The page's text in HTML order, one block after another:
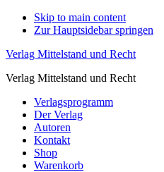
Skip to main content
Zur Hauptsidebar springen
Verlag Mittelstand und Recht
Verlag Mittelstand und Recht
Verlagsprogramm
Der Verlag
Autoren
Kontakt
Shop
Warenkorb